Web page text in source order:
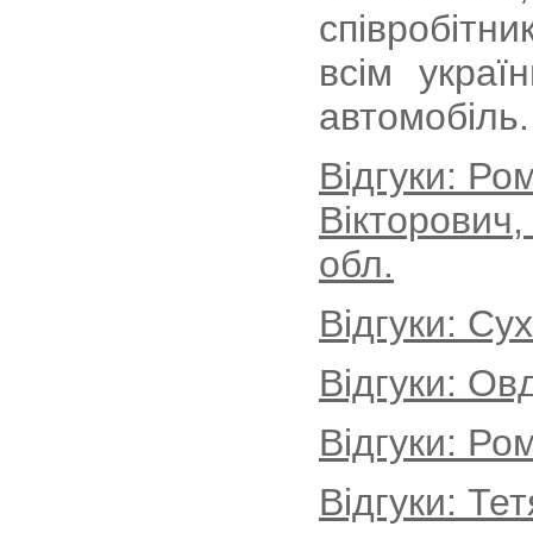
всім
автомобіль.
Відгуки:
обл.
Відгуки:
Відгуки:
Відгуки:
Відгуки: